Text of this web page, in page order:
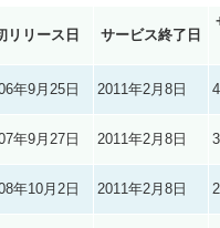
リリース日 サービス終了日
年9月25日 2011年2月8日
年9月27日 2011年2月8日
年10月2日 2011年2月8日